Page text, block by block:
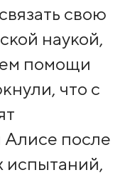
свою
наукой,
помощи
что с
Алисе после
испытаний,